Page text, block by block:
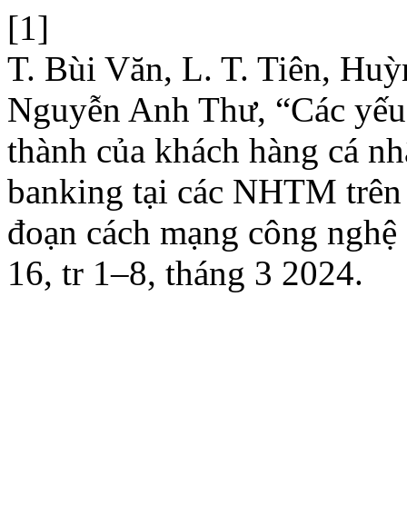
[1]
T. Bùi Văn, L. T. Tiên,
Nguyễn Anh Thư, “Các
thành của khách hàng cá
banking tại các NHTM
đoạn cách mạng công
16, tr 1–8, tháng 3 2024.